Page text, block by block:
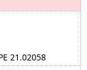
21.02058